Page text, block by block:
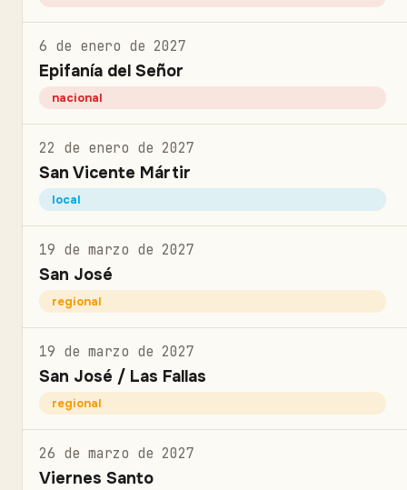
6 de enero de 2027
Epifanía del Señor
nacional
22 de enero de 2027
San Vicente Mártir
local
19 de marzo de 2027
San José
regional
19 de marzo de 2027
San José / Las Fallas
regional
26 de marzo de 2027
Viernes Santo